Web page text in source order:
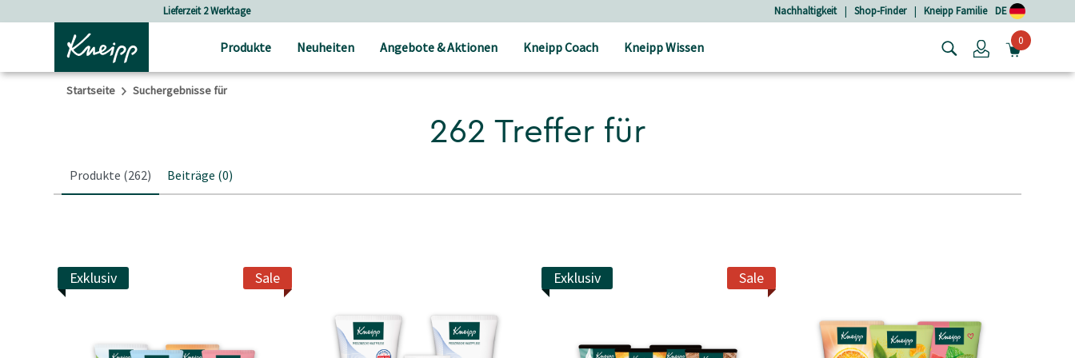
Versandkostenfrei ab 25 € Bestellwert Nachhaltigkeit | Shop-Finder | Kneipp Familie DE
Produkte Neuheiten Angebote & Aktionen Kneipp Coach Kneipp Wissen Login0
Startseite Suchergebnisse für
262 Treffer für
Produkte (262) Beiträge (0)
Sale
Exklusiv Sale
Exklusiv